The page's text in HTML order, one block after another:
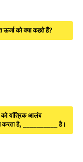
ऊर्जा को क्या कहते हैं?
यांत्रिक आलंब
है, __________ है।